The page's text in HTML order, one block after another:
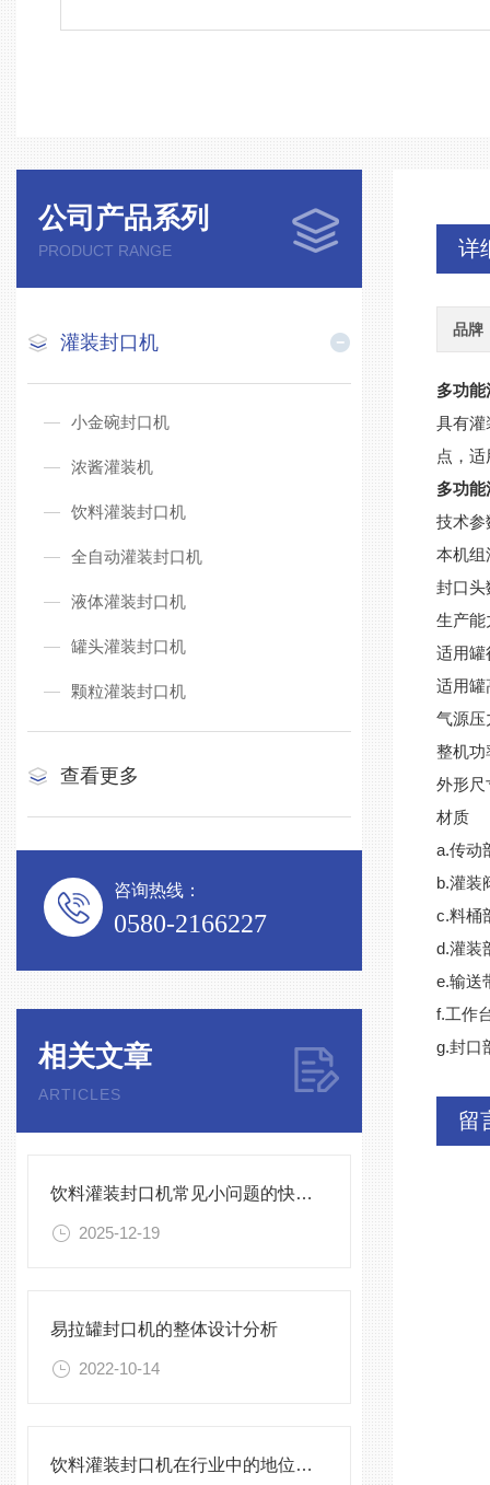
公司产品系列
PRODUCT RANGE
灌装封口机
小金碗封口机
浓酱灌装机
饮料灌装封口机
全自动灌装封口机
液体灌装封口机
罐头灌装封口机
颗粒灌装封口机
查看更多
咨询热线：
0580-2166227
相关文章
ARTICLES
饮料灌装封口机常见小问题的快速诊断与解决方法指南
2025-12-19
易拉罐封口机的整体设计分析
2022-10-14
饮料灌装封口机在行业中的地位大大的提高
详
品牌
多功
具有灌
点，
多功
技术参
本机组
封口头
生产能
适用
适用罐
气源压
整机功
外形尺
材质
a.传动
b.灌装
c.料桶
d.灌装
e.输送
f.工作
g.封
留